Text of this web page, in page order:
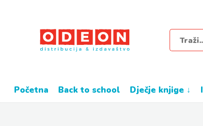
početna back to school dječje knjige ↓